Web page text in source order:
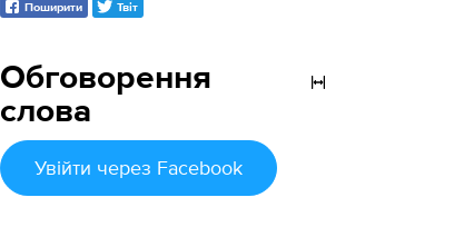
Обговорення
слова
Увійти через Facebook
Поширити Твіт